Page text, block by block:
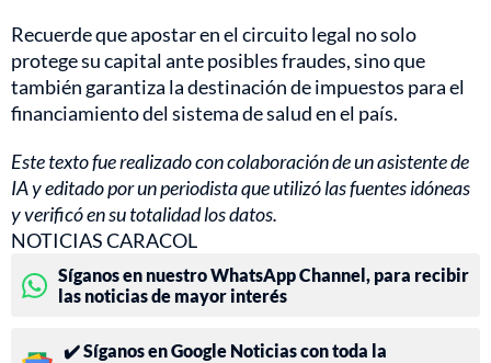
Recuerde que apostar en el circuito legal no solo
protege su capital ante posibles fraudes, sino que
también garantiza la destinación de impuestos para el
financiamiento del sistema de salud en el país.
Este texto fue realizado con colaboración de un asistente de
IA y editado por un periodista que utilizó las fuentes idóneas
y verificó en su totalidad los datos.
NOTICIAS CARACOL
Síganos en nuestro WhatsApp Channel, para recibir
las noticias de mayor interés
✔️ Síganos en Google Noticias con toda la